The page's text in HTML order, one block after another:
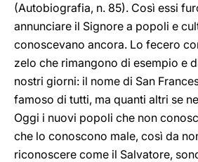
(Autobiografia, n. 85). Così essi
annunciare il Signore a popoli e
conoscevano ancora. Lo fecero
zelo che rimangono di esempio e
nostri giorni: il nome di San
famoso di tutti, ma quanti altri se
Oggi i nuovi popoli che non
che lo conoscono male, così da
riconoscere come il Salvatore,